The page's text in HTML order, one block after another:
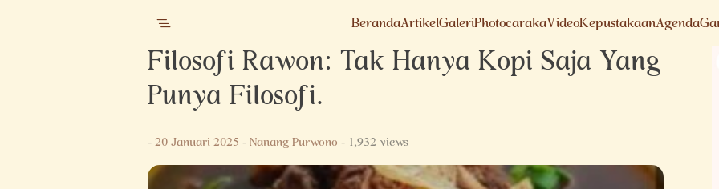
BerandaArtikelGaleriPhotocarakaVideoKepustakaanAgenda
Filosofi Rawon: Tak Hanya Kopi Saja Yang
Punya Filosofi.
-20 Januari 2025-Nanang Purwono- 1,932 views